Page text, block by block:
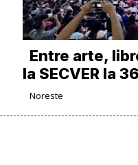
Entre arte,
la SECVER la
Noreste